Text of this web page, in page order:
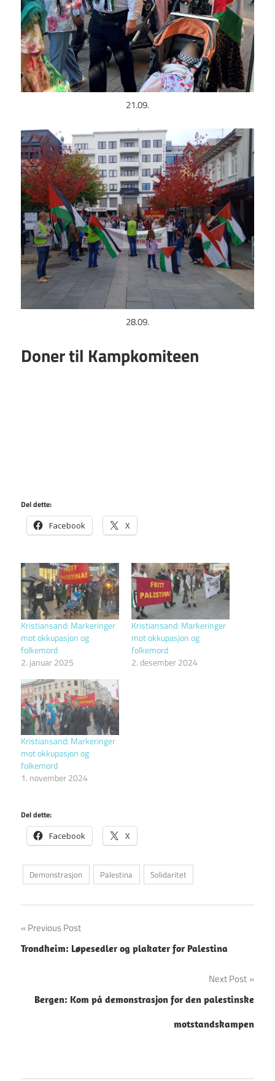
21.09.
28.09.
Doner til Kampkomiteen
Del dette:
Facebook X
Kristiansand: Markeringer
mot okkupasjon og
folkemord
2. januar 2025
Kristiansand: Markeringer
mot okkupasjon og
folkemord
2. desember 2024
Kristiansand: Markeringer
mot okkupasjon og
folkemord
1. november 2024
Del dette:
Facebook X
Demonstrasjon Palestina Solidaritet
Innleggsnavigasjon
Previous Post
Trondheim: Løpesedler og plakater for Palestina
Next Post
Bergen: Kom på demonstrasjon for den palestinske
motstandskampen